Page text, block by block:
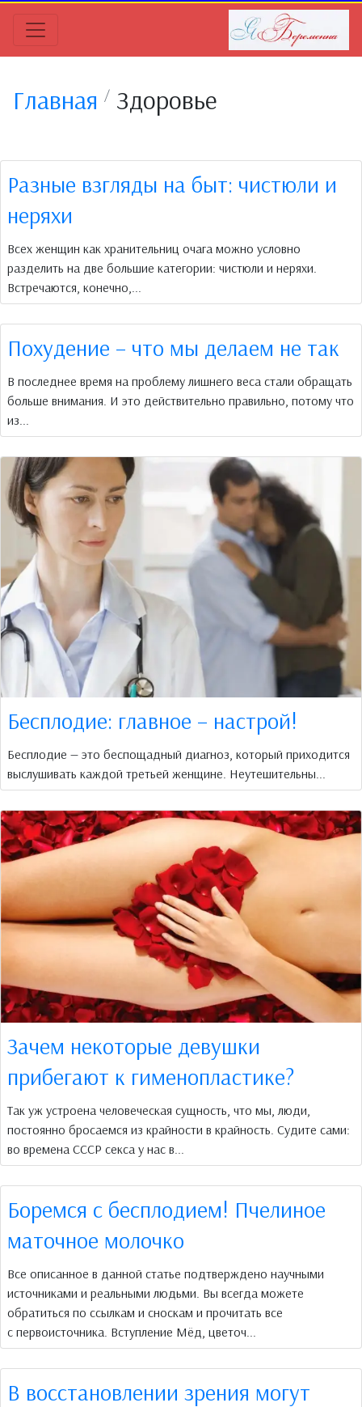
Главная Здоровье
Разные взгляды на быт: чистюли и
неряхи
Всех женщин как хранительниц очага можно условно
разделить на две большие категории: чистюли и неряхи.
Встречаются, конечно,...
Похудение – что мы делаем не так
В последнее время на проблему лишнего веса стали обращать
больше внимания. И это действительно правильно, потому что
из...
Бесплодие: главное – настрой!
Бесплодие — это беспощадный диагноз, который приходится
выслушивать каждой третьей женщине. Неутешительны...
Зачем некоторые девушки
прибегают к гименопластике?
Так уж устроена человеческая сущность, что мы, люди,
постоянно бросаемся из крайности в крайность. Судите сами:
во времена СССР секса у нас в...
Боремся с бесплодием! Пчелиное
маточное молочко
Все описанное в данной статье подтверждено научными
источниками и реальными людьми. Вы всегда можете
обратиться по ссылкам и сноскам и прочитать все
с первоисточника. Вступление Мёд, цветоч...
В восстановлении зрения могут